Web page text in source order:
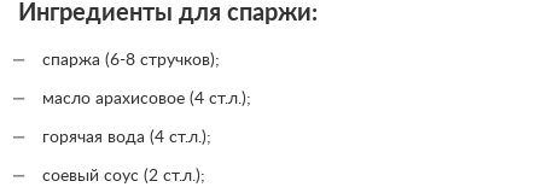
Ингредиенты для спаржи:
спаржа (6-8 стручков);
масло арахисовое (4 ст.л.);
горячая вода (4 ст.л.);
соевый соус (2 ст.л.);